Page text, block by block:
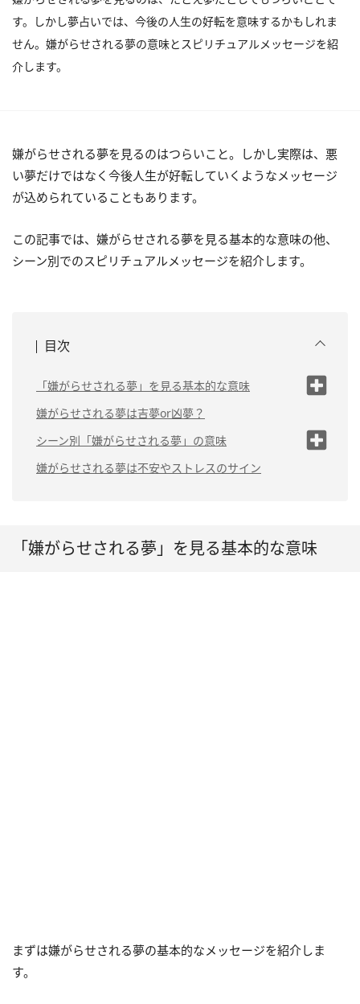
す。しかし夢占いでは、今後の人生の好転を意味するかもしれま
せん。嫌がらせされる夢の意味とスピリチュアルメッセージを紹
介します。
嫌がらせされる夢を見るのはつらいこと。しかし実際は、悪
い夢だけではなく今後人生が好転していくようなメッセージ
が込められていることもあります。
この記事では、嫌がらせされる夢を見る基本的な意味の他、
シーン別でのスピリチュアルメッセージを紹介します。
目次
「嫌がらせされる夢」を見る基本的な意味
嫌がらせされる夢は不安や不満の表れ
相手との距離を縮めたい気持ちも隠れて
いる
嫌がらせされる夢は吉夢or凶夢？
シーン別「嫌がらせされる夢」の意味
（1）家族から嫌がらせされる夢は「家族関係の不満」
相手がいる」
嫌がらせされる夢は不安やストレスのサイン
「嫌がらせされる夢」を見る基本的な意味
まずは嫌がらせされる夢の基本的なメッセージを紹介しま
す。